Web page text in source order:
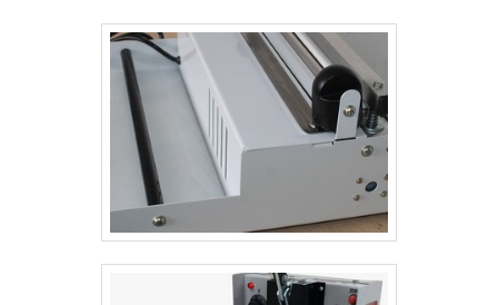
for máquinas industriais - embaladoras, empacotadoras
e seladoras. Com foco na experiência dos clientes,
oferece itens variados como seladora de bandejas e
potes para delivery e seladora para cálices tipo santa
ceia com 8 cavidades 110v com ótima qualidade e
precisão. Para tal sucesso, a empresa investiu em
profissionais competentes e em equipamentos
inovadores. A Selpack Seladoras é uma empresa que
tem se destacado da concorrência por toda seriedade e
qualidade o que garante uma entrega de excelência de
em uma empresa altamente qualificada, consegue
encontrar o site da Berteck Máquinas Industriais. Com
grande know-how focado em laminadoras e
dispensadores de rótulos e etiquetas, focando em
tecnologia e desenvolvimento no que gera resultado ao
cliente.Sem perder o foco em rebobinador, sempre
deve-se buscar uma empresa que tenha produtos e
serviços com ótima qualidade e precisão, detalhes
primordiais que são deixados de lado por muitas
empresas que não focam na fidelização do